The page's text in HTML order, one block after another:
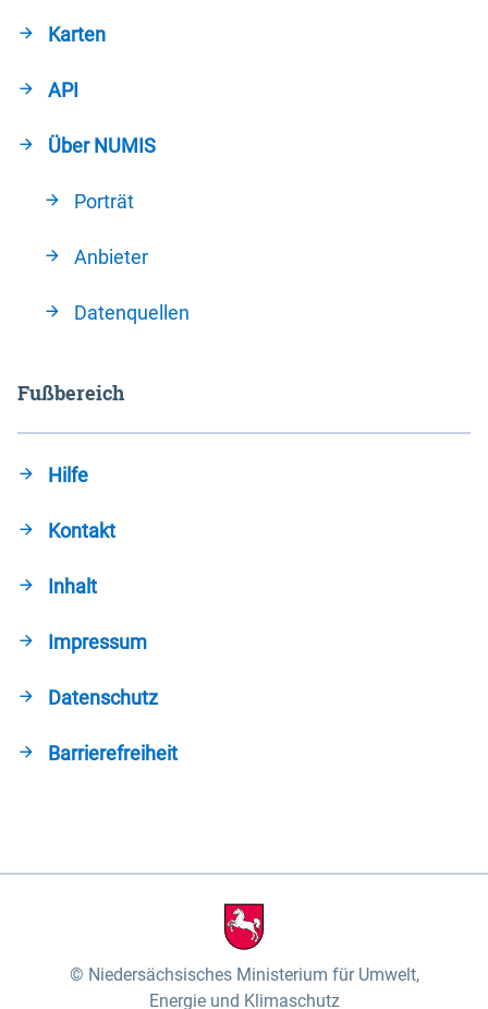
Karten
API
Über NUMIS
Porträt
Anbieter
Datenquellen
Fußbereich
Hilfe
Kontakt
Inhalt
Impressum
Datenschutz
Barrierefreiheit
Niedersächsisches Ministerium für Umwelt,
Energie und Klimaschutz